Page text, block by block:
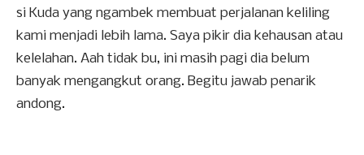
si Kuda yang ngambek membuat perjalanan keliling
kami menjadi lebih lama. Saya pikir dia kehausan atau
kelelahan. Aah tidak bu, ini masih pagi dia belum
banyak mengangkut orang. Begitu jawab penarik
andong.